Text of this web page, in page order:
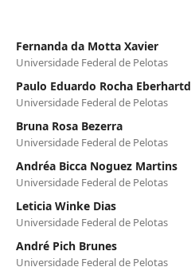
Fernanda da Motta Xavier
Universidade Federal de Pelotas
Paulo Eduardo Rocha Eberhartd
Universidade Federal de Pelotas
Bruna Rosa Bezerra
Universidade Federal de Pelotas
Andréa Bicca Noguez Martins
Universidade Federal de Pelotas
Leticia Winke Dias
Universidade Federal de Pelotas
André Pich Brunes
Universidade Federal de Pelotas